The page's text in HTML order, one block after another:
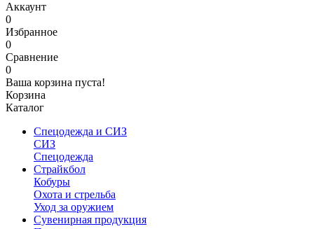
Аккаунт
0
Избранное
0
Сравнение
0
Ваша корзина пуста!
Корзина
Каталог
Спецодежда и СИЗ
СИЗ
Спецодежда
Страйкбол
Кобуры
Охота и стрельба
Уход за оружием
Сувенирная продукция